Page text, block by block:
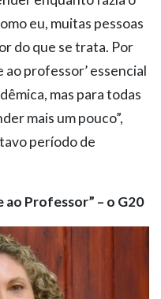
eu, muitas pessoas
do que se trata. Por
ao professor’ essencial
mas para todas
mais um pouco”,
período de
Professor” – o G20